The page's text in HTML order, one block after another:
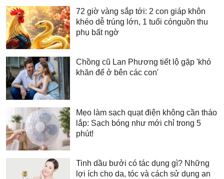
72 giờ vàng sắp tới: 2 con giáp khôn
khéo dễ trúng lớn, 1 tuổi cónguồn thu
phụ bất ngờ
Chồng cũ Lan Phương tiết lộ gặp 'khó
khăn để ở bên các con'
Mẹo làm sạch quạt điện không cần tháo
lắp: Sạch bóng như mới chỉ trong 5
phút!
Tinh dầu bưởi có tác dụng gì? Những
lợi ích cho da, tóc và cách sử dụng an